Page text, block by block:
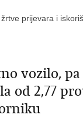
prijevara i
vozilo,
od 2,77